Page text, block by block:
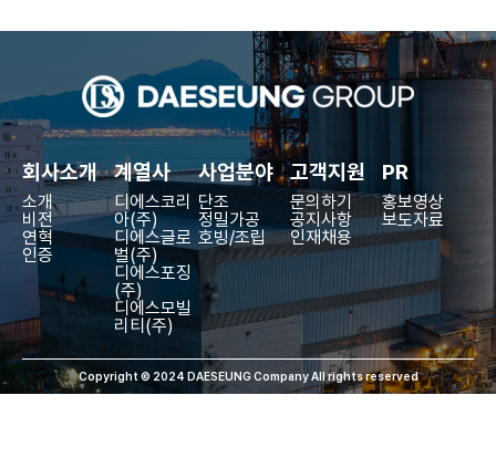
회사소개
소개
비전
연혁
인증
계열사
디에스코리
아(주)
디에스글로
벌(주)
디에스포징
(주)
디에스모빌
리티(주)
사업분야
단조
정밀가공
호빙/조립
고객지원
문의하기
공지사항
인재채용
PR
홍보영상
보도자료
Copyright © 2024 DAESEUNG Company All rights reserved